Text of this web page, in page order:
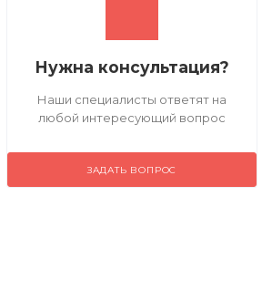
Нужна консультация?
Наши специалисты ответят на
любой интересующий вопрос
ЗАДАТЬ ВОПРОС